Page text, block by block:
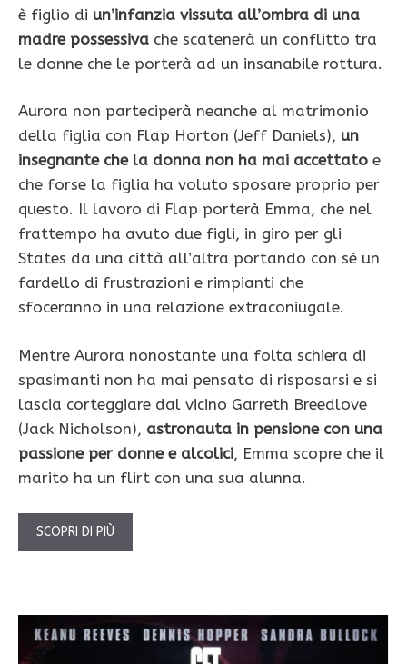
è figlio di un’infanzia vissuta all’ombra di una
madre possessiva che scatenerà un conflitto tra
le donne che le porterà ad un insanabile rottura.
Aurora non parteciperà neanche al matrimonio
della figlia con Flap Horton (Jeff Daniels), un
insegnante che la donna non ha mai accettato e
che forse la figlia ha voluto sposare proprio per
questo. Il lavoro di Flap porterà Emma, che nel
frattempo ha avuto due figli, in giro per gli
States da una città all’altra portando con sè un
fardello di frustrazioni e rimpianti che
sfoceranno in una relazione extraconiugale.
Mentre Aurora nonostante una folta schiera di
spasimanti non ha mai pensato di risposarsi e si
lascia corteggiare dal vicino Garreth Breedlove
(Jack Nicholson), astronauta in pensione con una
passione per donne e alcolici, Emma scopre che il
marito ha un flirt con una sua alunna.
SCOPRI DI PIÙ